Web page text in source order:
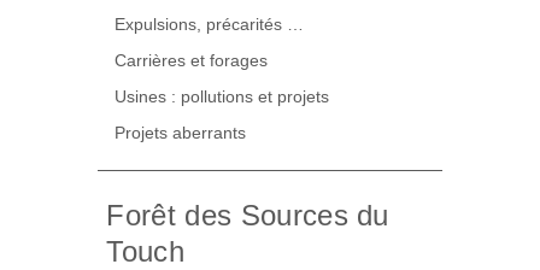
Expulsions, précarités …
Carrières et forages
Usines : pollutions et projets
Projets aberrants
Forêt des Sources du
Touch